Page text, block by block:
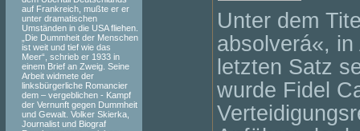
auf Frankreich, mußte er er
unter dramatischen
Umständen in die USA fliehen.
„Die Dummheit der Menschen
ist weit und tief wie das
Meer“, schrieb er 1933 in
einem Brief an Zweig. Seine
Arbeit widmete der
linksbürgerliche Romancier
dem – vergeblichen - Kampf
der Vernunft gegen Dummheit
und Gewalt. Volker Skierka,
Journalist und Biograf
Unter dem
absolverá«,
letzten Satz
wurde Fidel